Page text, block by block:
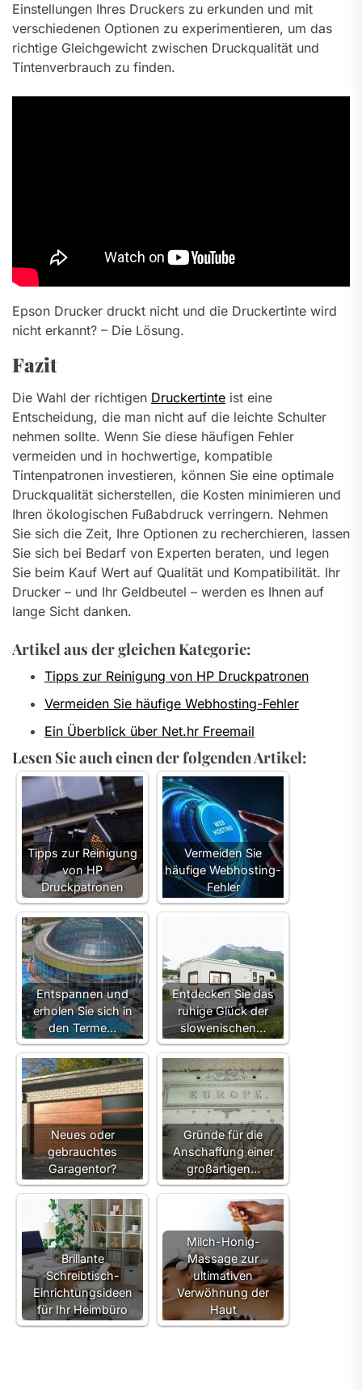
Einstellungen Ihres Druckers zu erkunden und mit
verschiedenen Optionen zu experimentieren, um das
richtige Gleichgewicht zwischen Druckqualität und
Tintenverbrauch zu finden.
Epson Drucker druckt nicht und die Druckertinte wird
nicht erkannt? – Die Lösung.
Fazit
Die Wahl der richtigen Druckertinte ist eine
Entscheidung, die man nicht auf die leichte Schulter
nehmen sollte. Wenn Sie diese häufigen Fehler
vermeiden und in hochwertige, kompatible
Tintenpatronen investieren, können Sie eine optimale
Druckqualität sicherstellen, die Kosten minimieren und
Ihren ökologischen Fußabdruck verringern. Nehmen
Sie sich die Zeit, Ihre Optionen zu recherchieren, lassen
Sie sich bei Bedarf von Experten beraten, und legen
Sie beim Kauf Wert auf Qualität und Kompatibilität. Ihr
Drucker – und Ihr Geldbeutel – werden es Ihnen auf
lange Sicht danken.
Artikel aus der gleichen Kategorie:
Tipps zur Reinigung von HP Druckpatronen
Vermeiden Sie häufige Webhosting-Fehler
Ein Überblick über Net.hr Freemail
Lesen Sie auch einen der folgenden Artikel:
Tipps zur Reinigung
von HP
Druckpatronen
Vermeiden Sie
häufige Webhosting-
Fehler
Entspannen und
erholen Sie sich in
den Terme…
Entdecken Sie das
ruhige Glück der
slowenischen…
Neues oder
gebrauchtes
Garagentor?
Gründe für die
Anschaffung einer
großartigen…
Brillante
Schreibtisch-
Einrichtungsideen
für Ihr Heimbüro
Milch-Honig-
Massage zur
ultimativen
Verwöhnung der
Haut